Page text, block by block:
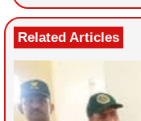
Related Articles